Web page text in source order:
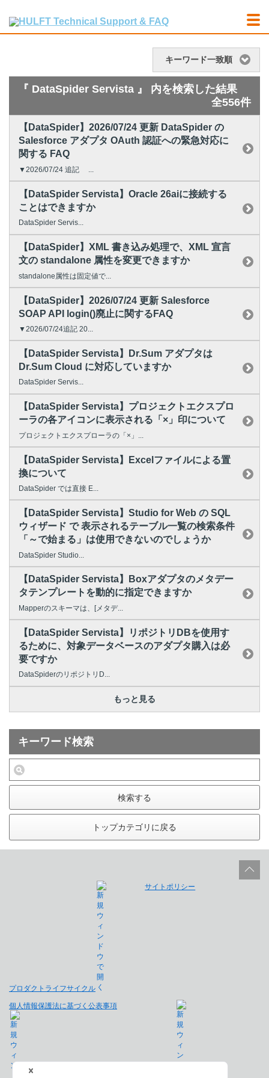
キーワード一致順
『 DataSpider Servista 』 内を検索した結果
全556件
【DataSpider】2026/07/24 更新 DataSpider の
Salesforce アダプタ OAuth 認証への緊急対応に
関する FAQ
▼2026/07/24 追記 ...
【DataSpider Servista】Oracle 26aiに接続する
ことはできますか
DataSpider Servis...
【DataSpider】XML 書き込み処理で、XML 宣言
文の standalone 属性を変更できますか
standalone属性は固定値で...
【DataSpider】2026/07/24 更新 Salesforce
SOAP API login()廃止に関するFAQ
▼2026/07/24追記 20...
【DataSpider Servista】Dr.Sum アダプタは
Dr.Sum Cloud に対応していますか
DataSpider Servis...
【DataSpider Servista】プロジェクトエクスプロ
ーラの各アイコンに表示される「×」印について
プロジェクトエクスプローラの「×」...
【DataSpider Servista】Excelファイルによる置
換について
DataSpider では直接 E...
【DataSpider Servista】Studio for Web の SQL
ウィザード で 表示されるテーブル一覧の検索条件
「～で始まる」は使用できないのでしょうか
DataSpider Studio...
【DataSpider Servista】Boxアダプタのメタデー
タテンプレートを動的に指定できますか
Mapperのスキーマは、[メタデ...
【DataSpider Servista】リポジトリDBを使用す
るために、対象データベースのアダプタ購入は必
要ですか
DataSpiderのリポジトリD...
もっと見る
キーワード検索
検索する
トップカテゴリに戻る
プロダクトライフサイクル
サイトポリシー
個人情報保護法に基づく公表事項